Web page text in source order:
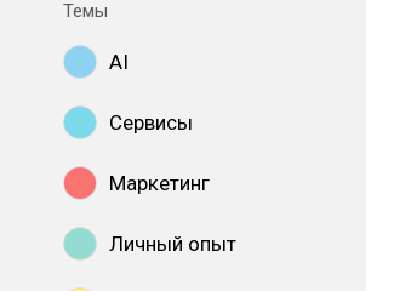
Темы
AI
Сервисы
Маркетинг
Личный опыт